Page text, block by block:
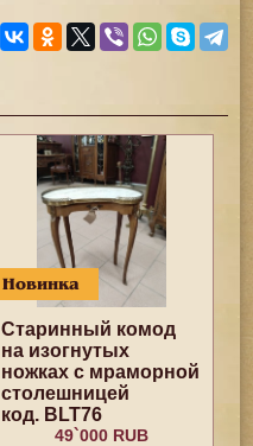
Новинка
Старинный комод
на изогнутых
ножках с мраморной
столешницей
код. BLT76
49`000 RUB